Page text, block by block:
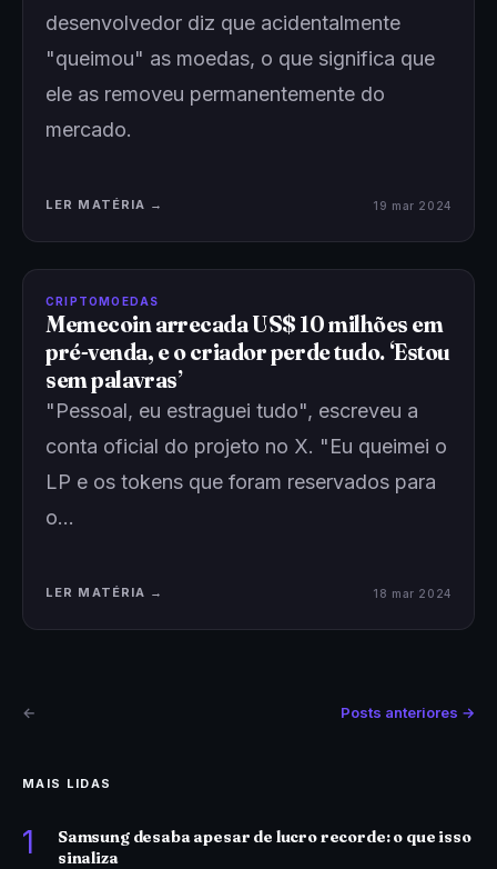
desenvolvedor diz que acidentalmente
"queimou" as moedas, o que significa que
ele as removeu permanentemente do
mercado.
LER MATÉRIA → 19 mar 2024
CRIPTOMOEDAS
Memecoin arrecada US$ 10 milhões em
pré-venda, e o criador perde tudo. ‘Estou
sem palavras’
"Pessoal, eu estraguei tudo", escreveu a
conta oficial do projeto no X. "Eu queimei o
LP e os tokens que foram reservados para
o…
LER MATÉRIA → 18 mar 2024
← Posts anteriores →
MAIS LIDAS
1
Samsung desaba apesar de lucro recorde: o que isso
sinaliza